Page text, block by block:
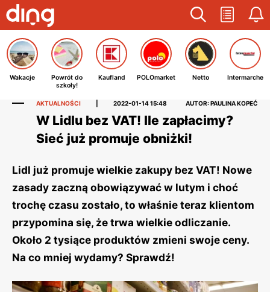
Wakacje
Powrót do
szkoły!
Kaufland POLOmarket Netto Intermarche
AKTUALNOŚCI 2022-01-14 15:48 AUTOR: PAULINA KOPEĆ
W Lidlu bez VAT! Ile zapłacimy?
Sieć już promuje obniżki!
Lidl już promuje wielkie zakupy bez VAT! Nowe
zasady zaczną obowiązywać w lutym i choć
trochę czasu zostało, to właśnie teraz klientom
przypomina się, że trwa wielkie odliczanie.
Około 2 tysiące produktów zmieni swoje ceny.
Na co mniej wydamy? Sprawdź!